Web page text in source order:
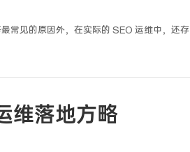
常见的原因外，在实际的 SEO 运维中，还存
维落地方略